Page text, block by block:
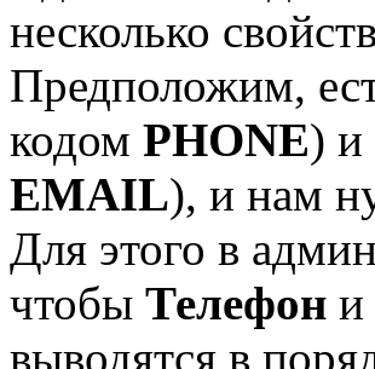
несколько
Предположим,
кодом PHONE) и
EMAIL), и нам
Для этого в
чтобы Телефон и
выводятся в